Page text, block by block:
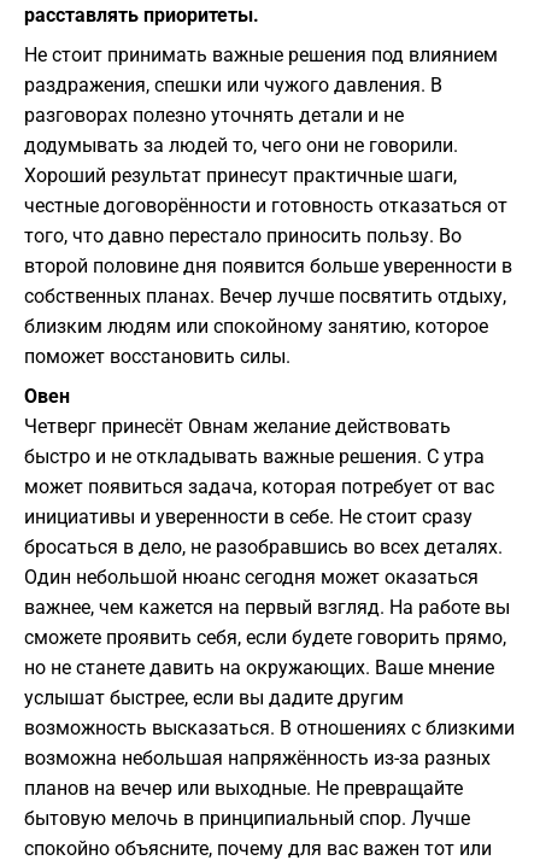
расставлять приоритеты.
Не стоит принимать важные решения под влиянием
раздражения, спешки или чужого давления. В
разговорах полезно уточнять детали и не
додумывать за людей то, чего они не говорили.
Хороший результат принесут практичные шаги,
честные договорённости и готовность отказаться от
того, что давно перестало приносить пользу. Во
второй половине дня появится больше уверенности в
собственных планах. Вечер лучше посвятить отдыху,
близким людям или спокойному занятию, которое
поможет восстановить силы.
Овен
Четверг принесёт Овнам желание действовать
быстро и не откладывать важные решения. С утра
может появиться задача, которая потребует от вас
инициативы и уверенности в себе. Не стоит сразу
бросаться в дело, не разобравшись во всех деталях.
Один небольшой нюанс сегодня может оказаться
важнее, чем кажется на первый взгляд. На работе вы
сможете проявить себя, если будете говорить прямо,
но не станете давить на окружающих. Ваше мнение
услышат быстрее, если вы дадите другим
возможность высказаться. В отношениях с близкими
возможна небольшая напряжённость из-за разных
планов на вечер или выходные. Не превращайте
бытовую мелочь в принципиальный спор. Лучше
спокойно объясните, почему для вас важен тот или